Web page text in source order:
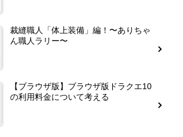
裁縫職人「体上装備」編！〜ありちゃ
ん職人ラリー〜
【ブラウザ版】ブラウザ版ドラクエ10
の利用料金について考える